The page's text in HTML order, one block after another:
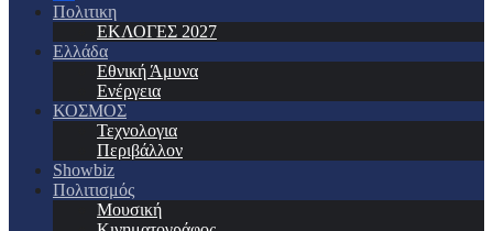
Πολιτικη
ΕΚΛΟΓΕΣ 2027
Ελλάδα
Εθνική Άμυνα
Ενέργεια
ΚΟΣΜΟΣ
Τεχνολογια
Περιβάλλον
Showbiz
Πολιτισμός
Μουσική